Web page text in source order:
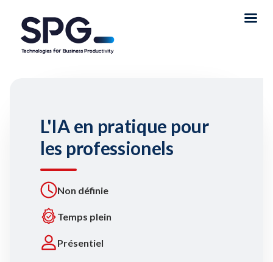
L'IA en pratique pour
les professionels
Non définie
Temps plein
Présentiel